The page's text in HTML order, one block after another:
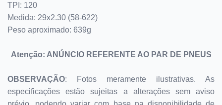
TPI: 120
Medida: 29x2.30 (58-622)
Peso aproximado: 639g
Atenção: ANÚNCIO REFERENTE AO PAR DE PNEUS
OBSERVAÇÃO: Fotos meramente ilustrativas. As
especificações estão sujeitas a alterações sem aviso